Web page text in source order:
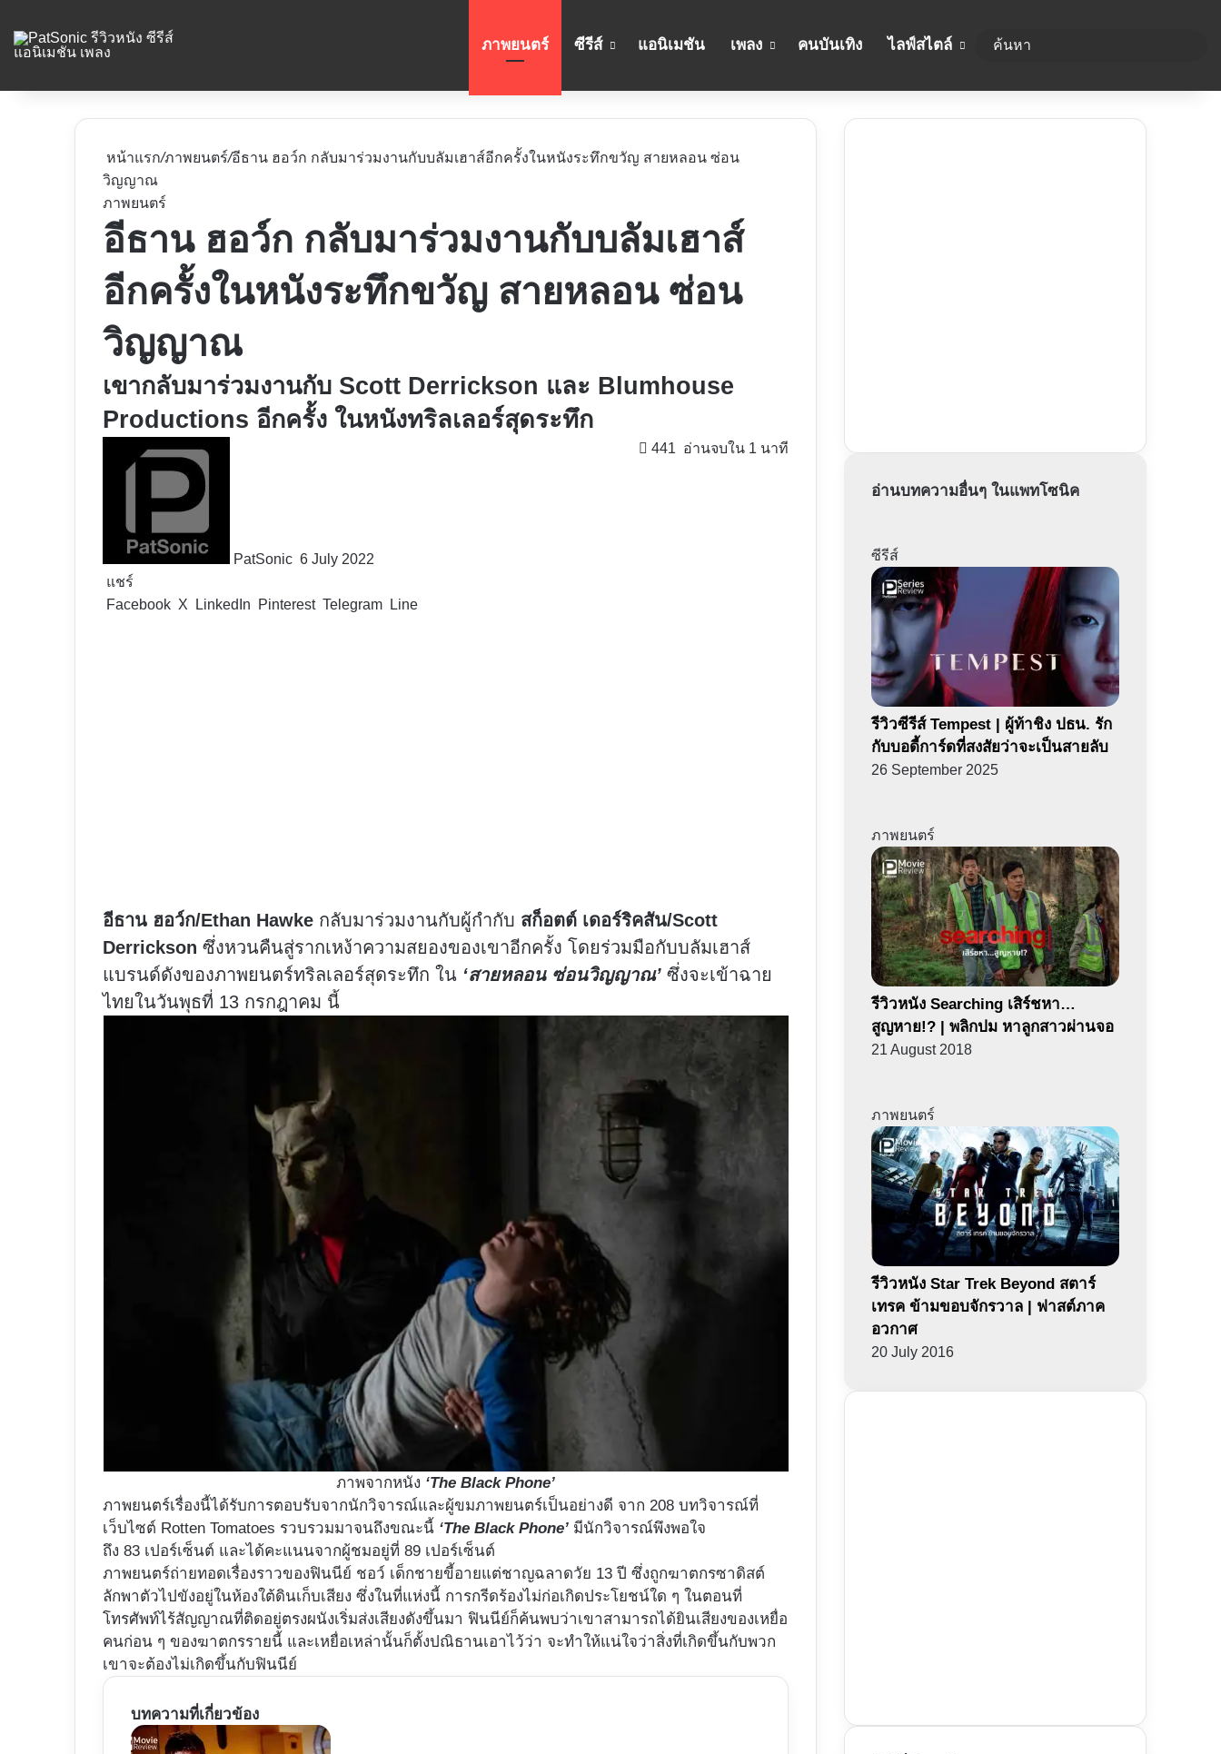
ภาพยนตร์ ซีรีส์ แอนิเมชัน เพลง คนบันเทิง ไลฟ์สไตล์
หน้าแรก/ภาพยนตร์/อีธาน ฮอว์ก กลับมาร่วมงานกับบลัมเฮาส์อีกครั้งในหนังระทึกขวัญ สายหลอน ซ่อน
วิญญาณ
ภาพยนตร์
อีธาน ฮอว์ก กลับมาร่วมงานกับบลัมเฮาส์
อีกครั้งในหนังระทึกขวัญ สายหลอน ซ่อน
วิญญาณ
เขากลับมาร่วมงานกับ Scott Derrickson และ Blumhouse
Productions อีกครั้ง ในหนังทริลเลอร์สุดระทึก
PatSonic 6 July 2022
441 อ่านจบใน 1 นาที
แชร์
Facebook X LinkedIn Pinterest Telegram Line
อีธาน ฮอว์ก/Ethan Hawke กลับมาร่วมงานกับผู้กำกับ สก็อตต์ เดอร์ริคสัน/Scott
Derrickson ซึ่งหวนคืนสู่รากเหง้าความสยองของเขาอีกครั้ง โดยร่วมมือกับบลัมเฮาส์
แบรนด์ดังของภาพยนตร์ทริลเลอร์สุดระทึก ใน ‘สายหลอน ซ่อนวิญญาณ’ ซึ่งจะเข้าฉาย
ไทยในวันพุธที่ 13 กรกฎาคม นี้
ภาพจากหนัง ‘The Black Phone’
ภาพยนตร์เรื่องนี้ได้รับการตอบรับจากนักวิจารณ์และผู้ขมภาพยนตร์เป็นอย่างดี จาก 208 บทวิจารณ์ที่
เว็บไซต์ Rotten Tomatoes รวบรวมมาจนถึงขณะนี้ ‘The Black Phone’ มีนักวิจารณ์พึงพอใจ
ถึง 83 เปอร์เซ็นต์ และได้คะแนนจากผู้ชมอยู่ที่ 89 เปอร์เซ็นต์
ภาพยนตร์ถ่ายทอดเรื่องราวของฟินนีย์ ชอว์ เด็กชายขี้อายแต่ชาญฉลาดวัย 13 ปี ซึ่งถูกฆาตกรซาดิสต์
ลักพาตัวไปขังอยู่ในห้องใต้ดินเก็บเสียง ซึ่งในที่แห่งนี้ การกรีดร้องไม่ก่อเกิดประโยชน์ใด ๆ ในตอนที่
โทรศัพท์ไร้สัญญาณที่ติดอยู่ตรงผนังเริ่มส่งเสียงดังขึ้นมา ฟินนีย์ก็ค้นพบว่าเขาสามารถได้ยินเสียงของเหยื่อ
คนก่อน ๆ ของฆาตกรรายนี้ และเหยื่อเหล่านั้นก็ตั้งปณิธานเอาไว้ว่า จะทำให้แน่ใจว่าสิ่งที่เกิดขึ้นกับพวก
เขาจะต้องไม่เกิดขึ้นกับฟินนีย์
บทความที่เกี่ยวข้อง
อ่านบทความอื่นๆ ในแพทโซนิค
ซีรีส์
รีวิวซีรีส์ Tempest | ผู้ท้าชิง ปธน. รัก
กับบอดี้การ์ดที่สงสัยว่าจะเป็นสายลับ
26 September 2025
ภาพยนตร์
รีวิวหนัง Searching เสิร์ชหา…
สูญหาย!? | พลิกปม หาลูกสาวผ่านจอ
21 August 2018
ภาพยนตร์
รีวิวหนัง Star Trek Beyond สตาร์
เทรค ข้ามขอบจักรวาล | ฟาสต์ภาค
อวกาศ
20 July 2016